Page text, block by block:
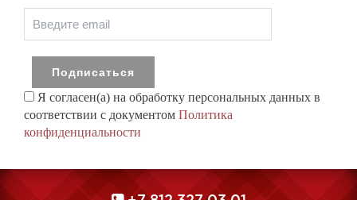
Я согласен(а) на обработку персональных данных в
соответствии с документом Политика
конфиденциальности